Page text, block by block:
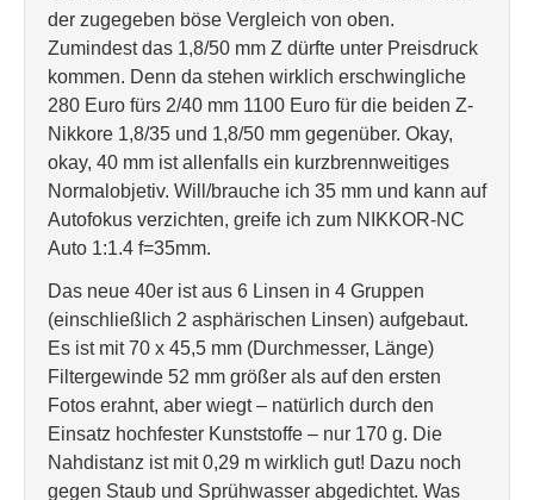
der zugegeben böse Vergleich von oben.
Zumindest das 1,8/50 mm Z dürfte unter Preisdruck
kommen. Denn da stehen wirklich erschwingliche
280 Euro fürs 2/40 mm 1100 Euro für die beiden Z-
Nikkore 1,8/35 und 1,8/50 mm gegenüber. Okay,
okay, 40 mm ist allenfalls ein kurzbrennweitiges
Normalobjetiv. Will/brauche ich 35 mm und kann auf
Autofokus verzichten, greife ich zum NIKKOR-NC
Auto 1:1.4 f=35mm.
Das neue 40er ist aus 6 Linsen in 4 Gruppen
(einschließlich 2 asphärischen Linsen) aufgebaut.
Es ist mit 70 x 45,5 mm (Durchmesser, Länge)
Filtergewinde 52 mm größer als auf den ersten
Fotos erahnt, aber wiegt – natürlich durch den
Einsatz hochfester Kunststoffe – nur 170 g. Die
Nahdistanz ist mit 0,29 m wirklich gut! Dazu noch
gegen Staub und Sprühwasser abgedichtet. Was